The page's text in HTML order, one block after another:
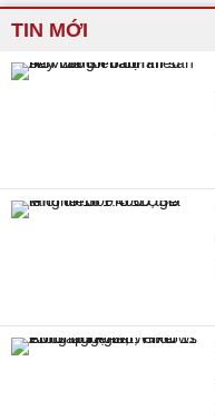
TIN MỚI